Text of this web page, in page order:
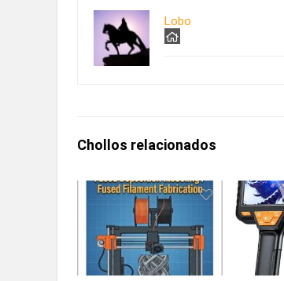
Lobo
Chollos relacionados